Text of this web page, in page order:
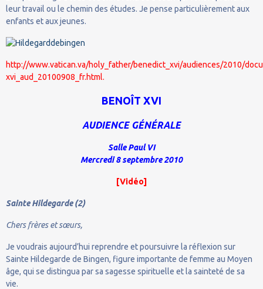
leur travail ou le chemin des études. Je pense particulièrement aux
enfants et aux jeunes.
http://www.vatican.va/holy_father/benedict_xvi/audiences/2010/
xvi_aud_20100908_fr.html.
BENOÎT XVI
AUDIENCE GÉNÉRALE
Salle Paul VI
Mercredi 8 septembre 2010
[Vidéo]
Sainte Hildegarde (2)
Chers frères et sœurs,
Je voudrais aujourd’hui reprendre et poursuivre la réflexion sur
Sainte Hildegarde de Bingen, figure importante de femme au Moyen
âge, qui se distingua par sa sagesse spirituelle et la sainteté de sa
vie.